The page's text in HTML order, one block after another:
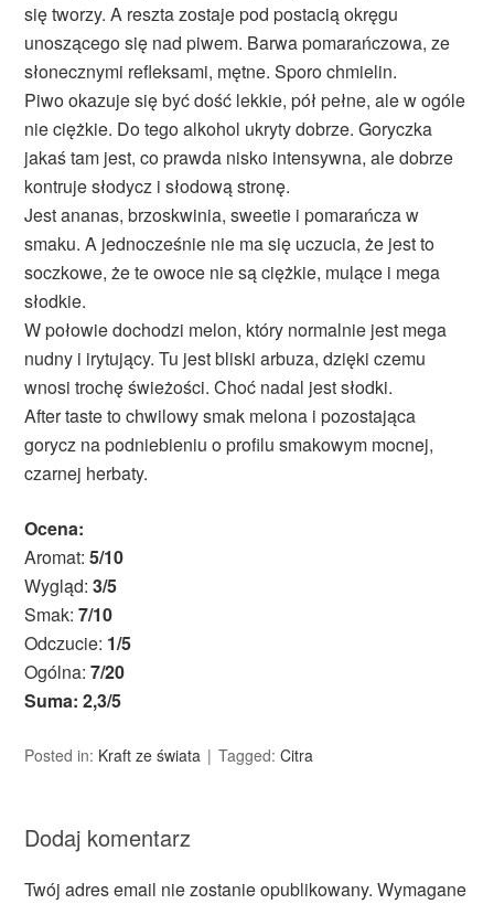
się tworzy. A reszta zostaje pod postacią okręgu
unoszącego się nad piwem. Barwa pomarańczowa, ze
słonecznymi refleksami, mętne. Sporo chmielin.
Piwo okazuje się być dość lekkie, pół pełne, ale w ogóle
nie ciężkie. Do tego alkohol ukryty dobrze. Goryczka
jakaś tam jest, co prawda nisko intensywna, ale dobrze
kontruje słodycz i słodową stronę.
Jest ananas, brzoskwinia, sweetie i pomarańcza w
smaku. A jednocześnie nie ma się uczucia, że jest to
soczkowe, że te owoce nie są ciężkie, mulące i mega
słodkie.
W połowie dochodzi melon, który normalnie jest mega
nudny i irytujący. Tu jest bliski arbuza, dzięki czemu
wnosi trochę świeżości. Choć nadal jest słodki.
After taste to chwilowy smak melona i pozostająca
gorycz na podniebieniu o profilu smakowym mocnej,
czarnej herbaty.
Ocena:
Aromat:5/10
Wygląd:3/5
Smak:7/10
Odczucie: 1/5
Ogólna:7/20
Suma: 2,3/5
Posted in: Kraft ze świata Tagged:Citra
Dodaj komentarz
Twój adres email nie zostanie opublikowany. Wymagane